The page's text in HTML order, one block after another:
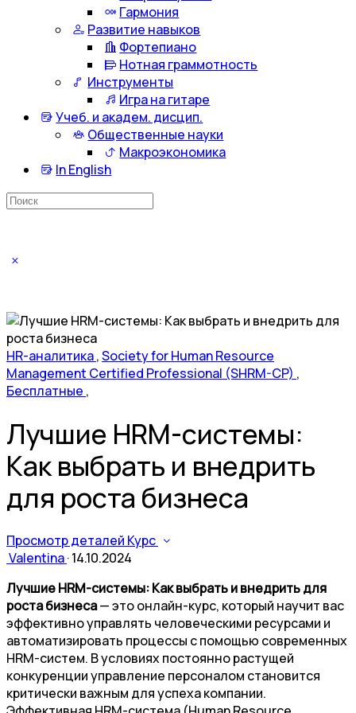
Гармония
Развитие навыков
Фортепиано
Нотная граммотность
Инструменты
Игра на гитаре
Учеб. и академ. дисцип.
Общественные науки
Макроэкономика
In English
Искать:
HR-аналитика,Society for Human Resource
Management Certified Professional (SHRM-CP) ,
Бесплатные ,
Лучшие HRM-системы:
Как выбрать и внедрить
для роста бизнеса
Просмотр деталей Курс
Valentina·14.10.2024
Лучшие HRM-системы: Как выбрать и внедрить для
роста бизнеса— это онлайн-курс, который научит вас
эффективно управлять человеческими ресурсами и
автоматизировать процессы с помощью современных
HRM-систем. В условиях постоянно растущей
конкуренции управление персоналом становится
критически важным для успеха компании.